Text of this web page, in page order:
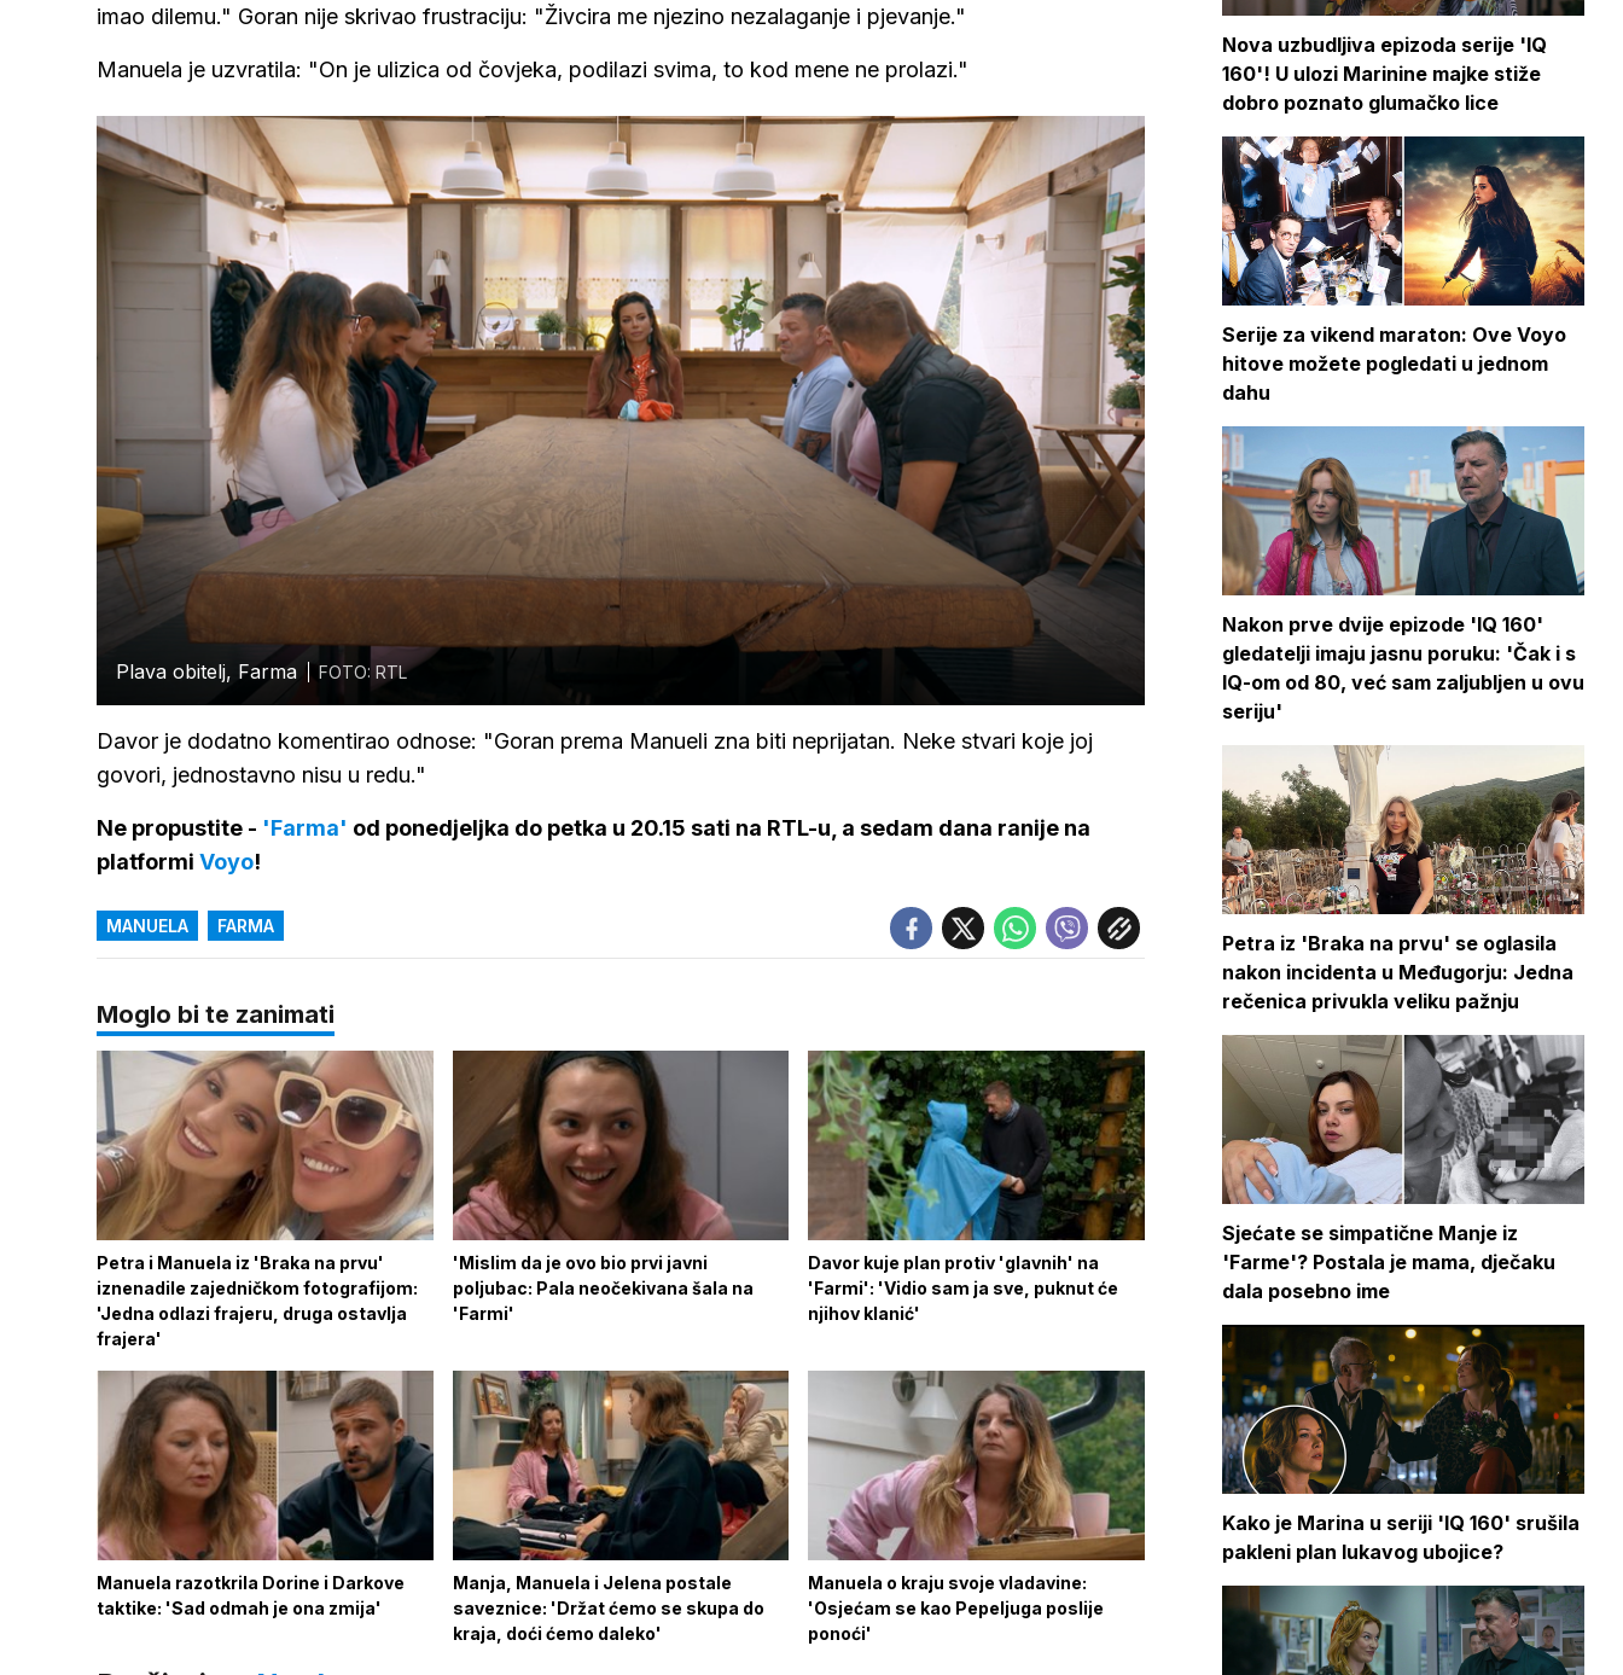
imao dilemu." Goran nije skrivao frustraciju: "Živcira me njezino nezalaganje i pjevanje."
Manuela je uzvratila: "On je ulizica od čovjeka, podilazi svima, to kod mene ne prolazi."
Plava obitelj, Farma FOTO: RTL
Davor je dodatno komentirao odnose: "Goran prema Manueli zna biti neprijatan. Neke stvari koje joj
govori, jednostavno nisu u redu."
Ne propustite - 'Farma' od ponedjeljka do petka u 20.15 sati na RTL-u, a sedam dana ranije na
platformi Voyo!
MANUELA FARMA
Moglo bi te zanimati
Petra i Manuela iz 'Braka na prvu'
iznenadile zajedničkom fotografijom:
'Jedna odlazi frajeru, druga ostavlja
frajera'
'Mislim da je ovo bio prvi javni
poljubac: Pala neočekivana šala na
'Farmi'
Davor kuje plan protiv 'glavnih' na
'Farmi': 'Vidio sam ja sve, puknut će
njihov klanić'
Manuela razotkrila Dorine i Darkove
taktike: 'Sad odmah je ona zmija'
Manja, Manuela i Jelena postale
saveznice: 'Držat ćemo se skupa do
kraja, doći ćemo daleko'
Manuela o kraju svoje vladavine:
'Osjećam se kao Pepeljuga poslije
ponoći'
Nova uzbudljiva epizoda serije 'IQ
160'! U ulozi Marinine majke stiže
dobro poznato glumačko lice
Serije za vikend maraton: Ove Voyo
hitove možete pogledati u jednom
dahu
Nakon prve dvije epizode 'IQ 160'
gledatelji imaju jasnu poruku: 'Čak i s
IQ-om od 80, već sam zaljubljen u ovu
seriju'
Petra iz 'Braka na prvu' se oglasila
nakon incidenta u Međugorju: Jedna
rečenica privukla veliku pažnju
Sjećate se simpatične Manje iz
'Farme'? Postala je mama, dječaku
dala posebno ime
Kako je Marina u seriji 'IQ 160' srušila
pakleni plan lukavog ubojice?